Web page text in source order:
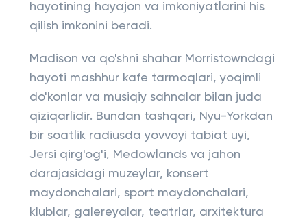
hayotining hayajon va imkoniyatlarini his
qilish imkonini beradi.
Madison va qo'shni shahar Morristowndagi
hayoti mashhur kafe tarmoqlari, yoqimli
do'konlar va musiqiy sahnalar bilan juda
qiziqarlidir. Bundan tashqari, Nyu-Yorkdan
bir soatlik radiusda yovvoyi tabiat uyi,
Jersi qirg'og'i, Medowlands va jahon
darajasidagi muzeylar, konsert
maydonchalari, sport maydonchalari,
klublar, galereyalar, teatrlar, arxitektura